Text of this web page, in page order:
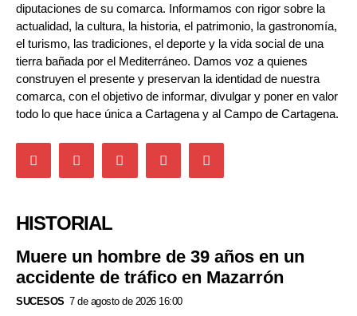
diputaciones de su comarca. Informamos con rigor sobre la
actualidad, la cultura, la historia, el patrimonio, la gastronomía,
el turismo, las tradiciones, el deporte y la vida social de una
tierra bañada por el Mediterráneo. Damos voz a quienes
construyen el presente y preservan la identidad de nuestra
comarca, con el objetivo de informar, divulgar y poner en valor
todo lo que hace única a Cartagena y al Campo de Cartagena.
HISTORIAL
Muere un hombre de 39 años en un
accidente de tráfico en Mazarrón
SUCESOS 7 de agosto de 2026 16:00